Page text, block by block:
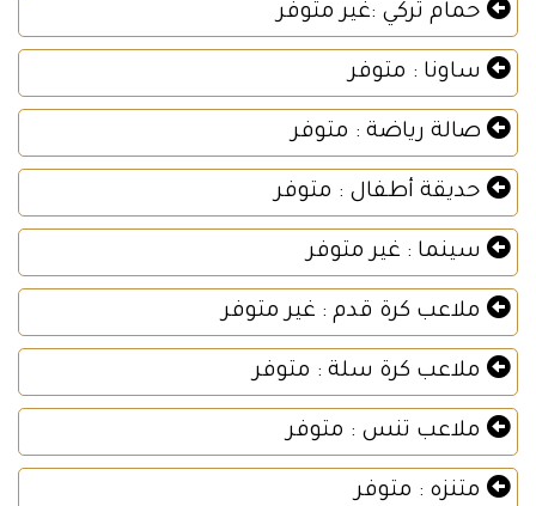
حمام تركي :غير متوفر
ساونا : متوفر
صالة رياضة : متوفر
حديقة أطفال : متوفر
سينما : غير متوفر
ملاعب كرة قدم : غير متوفر
ملاعب كرة سلة : متوفر
ملاعب تنس : متوفر
متنزه : متوفر